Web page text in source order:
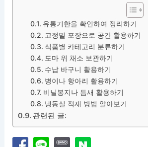
유통기한을 확인하여 정리하기
고정밀 포장으로 공간 활용하기
식품별 카테고리 분류하기
도마 위 채소 보관하기
수납 바구니 활용하기
병이나 항아리 활용하기
비닐봉지나 틈새 활용하기
냉동실 적재 방법 알아보기
관련된 글: